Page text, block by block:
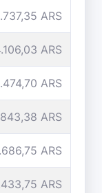
ARS
ARS
ARS
ARS
ARS
ARS